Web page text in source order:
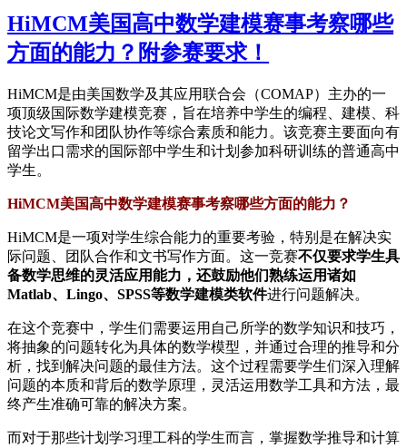
HiMCM美国高中数学建模赛事考察哪些
方面的能力？附参赛要求！
HiMCM是由美国数学及其应用联合会（COMAP）主办的一
项顶级国际数学建模竞赛，旨在培养中学生的编程、建模、科
技论文写作和团队协作等综合素质和能力。该竞赛主要面向有
留学出口需求的国际部中学生和计划参加科研训练的普通高中
学生。
HiMCM美国高中数学建模赛事考察哪些方面的能力？
HiMCM是一项对学生综合能力的重要考验，特别是在解决实
际问题、团队合作和文书写作方面。这一竞赛不仅要求学生具
备数学思维的灵活应用能力，还鼓励他们熟练运用诸如
Matlab、Lingo、SPSS等数学建模类软件进行问题解决。
在这个竞赛中，学生们需要运用自己所学的数学知识和技巧，
将抽象的问题转化为具体的数学模型，并通过合理的推导和分
析，找到解决问题的最佳方法。这个过程需要学生们深入理解
问题的本质和背后的数学原理，灵活运用数学工具和方法，最
终产生准确可靠的解决方案。
而对于那些计划学习理工科的学生而言，掌握数学推导和计算